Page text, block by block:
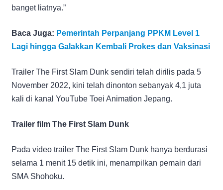
banget liatnya.”
Baca Juga: Pemerintah Perpanjang PPKM Level 1
Lagi hingga Galakkan Kembali Prokes dan Vaksinasi
Trailer The First Slam Dunk sendiri telah dirilis pada 5
November 2022, kini telah dinonton sebanyak 4,1 juta
kali di kanal YouTube Toei Animation Jepang.
Trailer film The First Slam Dunk
Pada video trailer The First Slam Dunk hanya berdurasi
selama 1 menit 15 detik ini, menampilkan pemain dari
SMA Shohoku.